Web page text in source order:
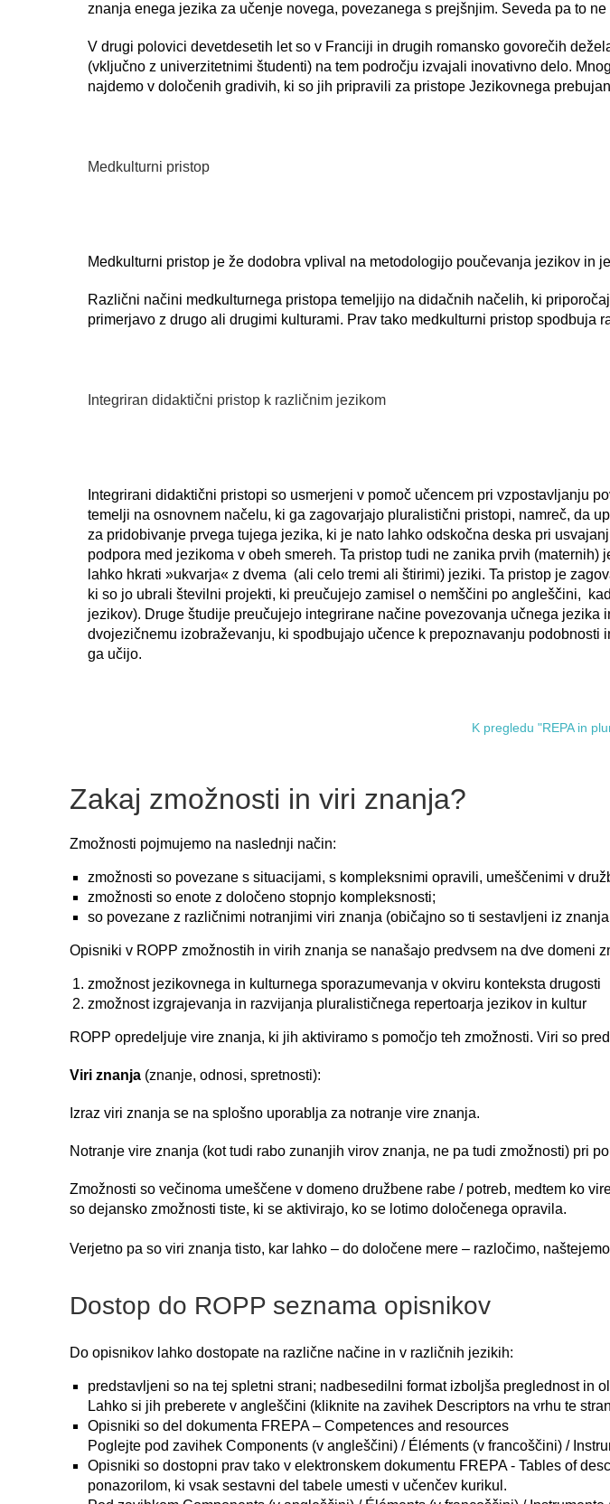
znanja enega jezika za učenje novega, povezanega s prejšnjim. Seveda pa to
V drugi polovici devetdesetih let so v Franciji in drugih romansko govorečih
(vključno z univerzitetnimi študenti) na tem področju izvajali inovativno delo.
najdemo v določenih gradivih, ki so jih pripravili za pristope Jezikovnega
Medkulturni pristop
Medkulturni pristop je že dodobra vplival na metodologijo poučevanja jezikov in
Različni načini medkulturnega pristopa temeljijo na didačnih načelih, ki
primerjavo z drugo ali drugimi kulturami. Prav tako medkulturni pristop
Integriran didaktični pristop k različnim jezikom
Integrirani didaktični pristopi so usmerjeni v pomoč učencem pri vzpostavljanju
temelji na osnovnem načelu, ki ga zagovarjajo pluralistični pristopi, namreč, da
za pridobivanje prvega tujega jezika, ki je nato lahko odskočna deska pri
podpora med jezikoma v obeh smereh. Ta pristop tudi ne zanika prvih
lahko hkrati »ukvarja« z dvema (ali celo tremi ali štirimi) jeziki. Ta pristop je
ki so jo ubrali številni projekti, ki preučujejo zamisel o nemščini po angleščini,
jezikov). Druge študije preučujejo integrirane načine povezovanja učnega
dvojezičnemu izobraževanju, ki spodbujajo učence k prepoznavanju
ga učijo.
K pregledu "REPA in
Zakaj zmožnosti in viri znanja?
Zmožnosti pojmujemo na naslednji način:
zmožnosti so povezane s situacijami, s kompleksnimi opravili, umeščenimi v
zmožnosti so enote z določeno stopnjo kompleksnosti;
so povezane z različnimi notranjimi viri znanja (običajno so ti sestavljeni iz
Opisniki v ROPP zmožnostih in virih znanja se nanašajo predvsem na dve domeni
zmožnost jezikovnega in kulturnega sporazumevanja v okviru konteksta drugosti
zmožnost izgrajevanja in razvijanja pluralističnega repertoarja jezikov in kultur
ROPP opredeljuje vire znanja, ki jih aktiviramo s pomočjo teh zmožnosti. Viri so
Viri znanja (znanje, odnosi, spretnosti):
Izraz viri znanja se na splošno uporablja za notranje vire znanja.
Notranje vire znanja (kot tudi rabo zunanjih virov znanja, ne pa tudi zmožnosti) pri
Zmožnosti so večinoma umeščene v domeno družbene rabe / potreb, medtem ko
so dejansko zmožnosti tiste, ki se aktivirajo, ko se lotimo določenega opravila.
Verjetno pa so viri znanja tisto, kar lahko – do določene mere – razločimo,
Dostop do ROPP seznama opisnikov
Do opisnikov lahko dostopate na različne načine in v različnih jezikih:
predstavljeni so na tej spletni strani; nadbesedilni format izboljša preglednost in
Lahko si jih preberete v angleščini (kliknite na zavihek Descriptors na vrhu te
Opisniki so del dokumenta FREPA – Competences and resources
Poglejte pod zavihek Components (v angleščini) / Éléments (v francoščini) /
Opisniki so dostopni prav tako v elektronskem dokumentu FREPA - Tables of
ponazorilom, ki vsak sestavni del tabele umesti v učenčev kurikul.